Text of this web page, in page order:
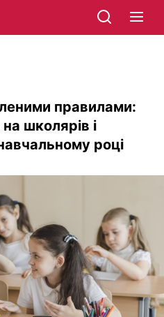
правилами:
школярів і
році